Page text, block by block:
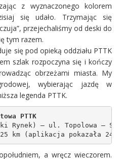
z wyznaczonego kolorem
się udało. Trzymając się
przejechaliśmy od deski do
tym razem.
się pod opieką oddziału PTTK
szlak rozpoczyna się i kończy
obrzeżami miasta. My
wybierając jazdę w
legenda PTTK.
PTTK
Rynek) – ul. Topolowa –
a wręcz wieczorem.